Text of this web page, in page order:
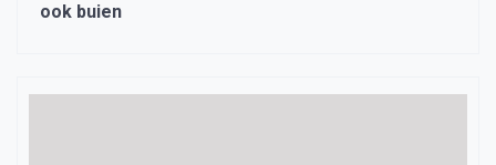
ook buien